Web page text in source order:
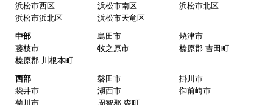
【注文商品】浄水器・整水器 【注文時
期】2025年07月頃（モバイルから）
【このショップを選んだ理由は？】
近隣で安く、評判が良かったため
【注文からどのくらいで届きましたか？】
浜松市西区
浜松市南区
浜松市北区
浜松市浜北区
浜松市天竜区
中部
島田市
焼津市
藤枝市
牧之原市
榛原郡 吉田町
榛原郡 川根本町
西部
磐田市
掛川市
袋井市
湖西市
御前崎市
菊川市
周智郡 森町